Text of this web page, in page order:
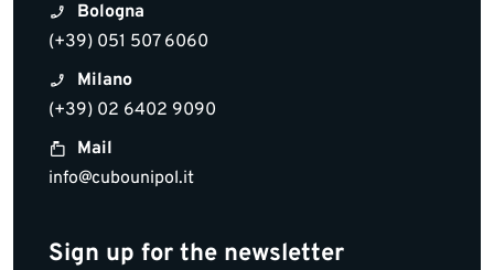
Bologna
(+39) 051 507 6060
Milano
(+39) 02 6402 9090
Mail
info@cubounipol.it
Sign up for the newsletter